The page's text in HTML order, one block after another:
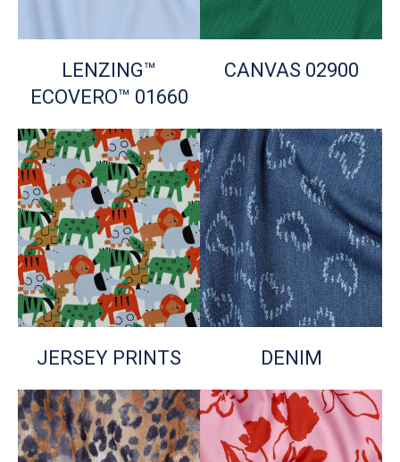
LENZING™
ECOVERO™ 01660
CANVAS 02900
JERSEY PRINTS DENIM